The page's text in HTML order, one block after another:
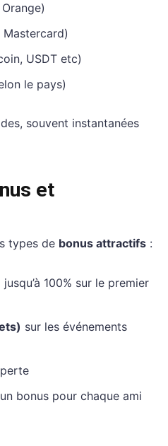
USDT etc)
le pays)
souvent instantanées
et
types de bonus attractifs :
jusqu’à 100% sur le premier
sur les événements
bonus pour chaque ami